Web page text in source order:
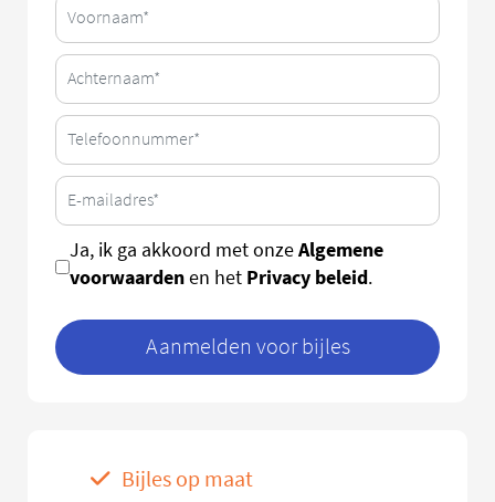
Ja, ik ga akkoord met onzeAlgemene
voorwaardenen het Privacy beleid.
Aanmelden voor bijles
Bijles op maat